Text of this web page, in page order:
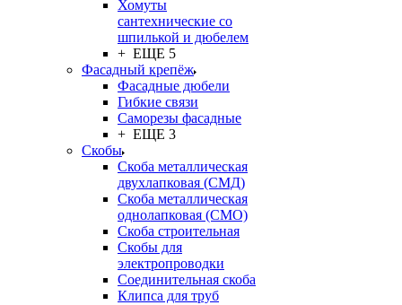
Хомуты
сантехнические со
шпилькой и дюбелем
+ ЕЩЕ 5
Фасадный крепёж
Фасадные дюбели
Гибкие связи
Саморезы фасадные
+ ЕЩЕ 3
Скобы
Скоба металлическая
двухлапковая (СМД)
Скоба металлическая
однолапковая (СМО)
Скоба строительная
Скобы для
электропроводки
Соединительная скоба
Клипса для труб